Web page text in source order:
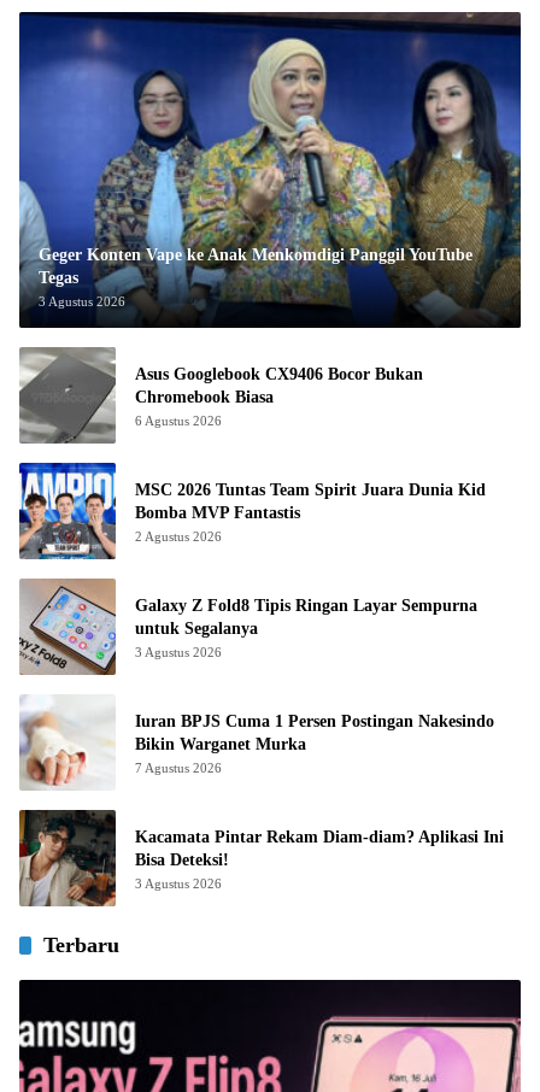
Geger Konten Vape ke Anak Menkomdigi Panggil YouTube
Tegas
3 Agustus 2026
Asus Googlebook CX9406 Bocor Bukan
Chromebook Biasa
6 Agustus 2026
MSC 2026 Tuntas Team Spirit Juara Dunia Kid
Bomba MVP Fantastis
2 Agustus 2026
Galaxy Z Fold8 Tipis Ringan Layar Sempurna
untuk Segalanya
3 Agustus 2026
Iuran BPJS Cuma 1 Persen Postingan Nakesindo
Bikin Warganet Murka
7 Agustus 2026
Kacamata Pintar Rekam Diam-diam? Aplikasi Ini
Bisa Deteksi!
3 Agustus 2026
Terbaru